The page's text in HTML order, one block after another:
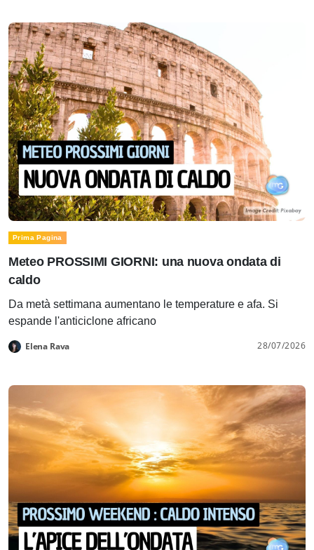
Prima Pagina
Meteo PROSSIMI GIORNI: una nuova ondata di
caldo
Da metà settimana aumentano le temperature e afa. Si
espande l'anticiclone africano
Elena Rava 28/07/2026